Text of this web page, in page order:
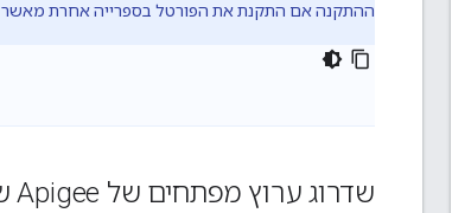
ההתקנה אם התקנת את הפורטל בספרייה אחרת מאשר
שדרוג ערוץ מפתחים של Apigee שירותים לגרסה חדשה